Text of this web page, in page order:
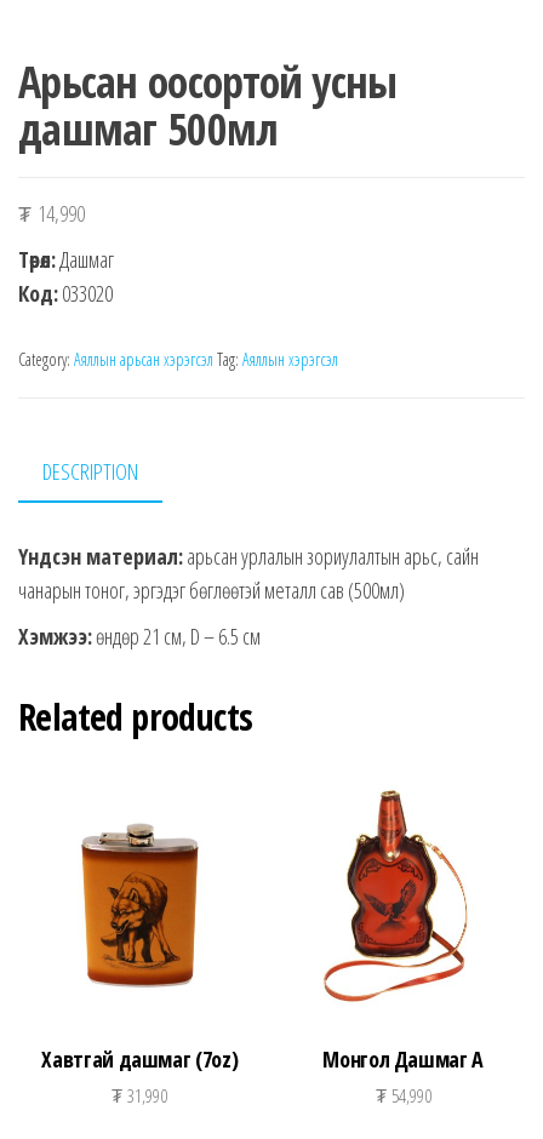
Арьсан оосортой усны
дашмаг 500мл
₮ 14,990
Төрөл:Дашмаг
Код:033020
Category: Аяллын арьсан хэрэгсэл Tag: Аяллын хэрэгсэл
DESCRIPTION
Үндсэн материал:арьсан урлалын зориулалтын арьс, сайн
чанарын тоног, эргэдэг бөглөөтэй металл сав (500мл)
Хэмжээ:өндөр 21 см, D – 6.5 см
Related products
Хавтгай дашмаг (7oz)
₮31,990
Монгол Дашмаг А
₮54,990